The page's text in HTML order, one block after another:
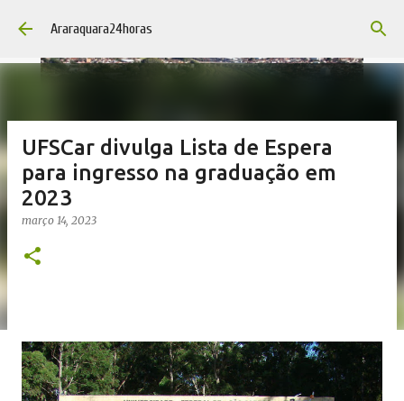
Pular para o conteúdo principal
Araraquara24horas
UFSCar divulga Lista de Espera
para ingresso na graduação em
2023
março 14, 2023